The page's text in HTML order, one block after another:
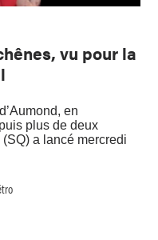
vu pour la
en
plus de deux
a lancé mercredi